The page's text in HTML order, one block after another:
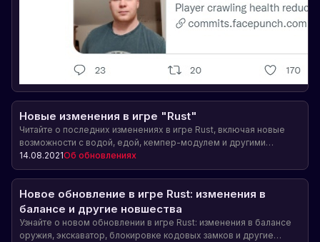
Новые изменения в игре "Rust"
Читайте о последних изменениях в игре Rust, включая новые
возможности с водой, едой, кемпер-модулем и другими
интересными объектами.
14.08.2021Об обновлениях
Новое обновление в игре Rust: изменения в
балансе и другие новшества
Узнайте о новом обновлении в игре Rust: изменения в балансе
оружия, экскаватор, блокировке кодовых замков и другие